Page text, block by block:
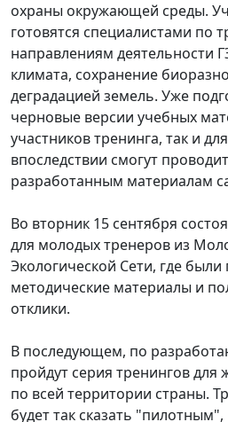
охраны окружающей среды.
готовятся специалистами по
направлениям деятельности
климата, сохранение
деградацией земель. Уже
черновые версии учебных
участников тренинга, так и
впоследствии смогут
разработанным материалам
Во вторник 15 сентября
для молодых тренеров из
Экологической Сети, где были
методические материалы и
отклики.
В последующем, по
пройдут серия тренингов
по всей территории страны.
будет так сказать "пилотным",